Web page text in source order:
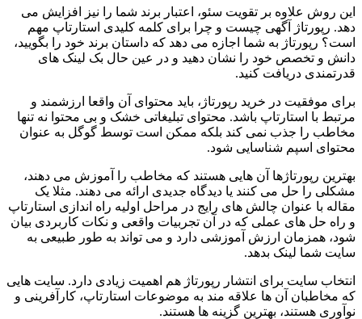
این روش علاوه بر تقویت سئو، اعتبار برند شما را نیز افزایش می
دهد. رپورتاژ آگهی چیست و چرا برای کلمه کلیدی استارتاپ مهم
است؟ رپورتاژ به شما اجازه می دهد که داستان برند خود را بگویید،
دانش و تخصص خود را نشان دهید و در عین حال بک لینک های
قدرتمندی دریافت کنید.
برای موفقیت در خرید رپورتاژ، باید محتوای آن واقعا ارزشمند و
مرتبط با استارتاپ باشد. محتوای تبلیغاتی خشک و بی محتوا نه تنها
مخاطب را جذب نمی کند بلکه ممکن است توسط گوگل به عنوان
محتوای اسپم شناسایی شود.
بهترین رپورتاژها آن هایی هستند که مخاطب را آموزش می دهند،
مشکلی را حل می کنند یا دیدگاه جدیدی ارائه می دهند. مثلا یک
مقاله با عنوان چالش های رایج در مراحل اولیه راه اندازی استارتاپ
و راه حل های عملی که در آن تجربیات واقعی و نکات کاربردی بیان
شود، همزمان ارزش آموزشی دارد و می تواند به طور طبیعی به
سایت شما لینک بدهد.
انتخاب سایت برای انتشار رپورتاژ هم اهمیت زیادی دارد. سایت هایی
که مخاطبان آن ها علاقه مند به موضوعات استارتاپ، کارآفرینی و
نوآوری هستند، بهترین گزینه ها هستند.